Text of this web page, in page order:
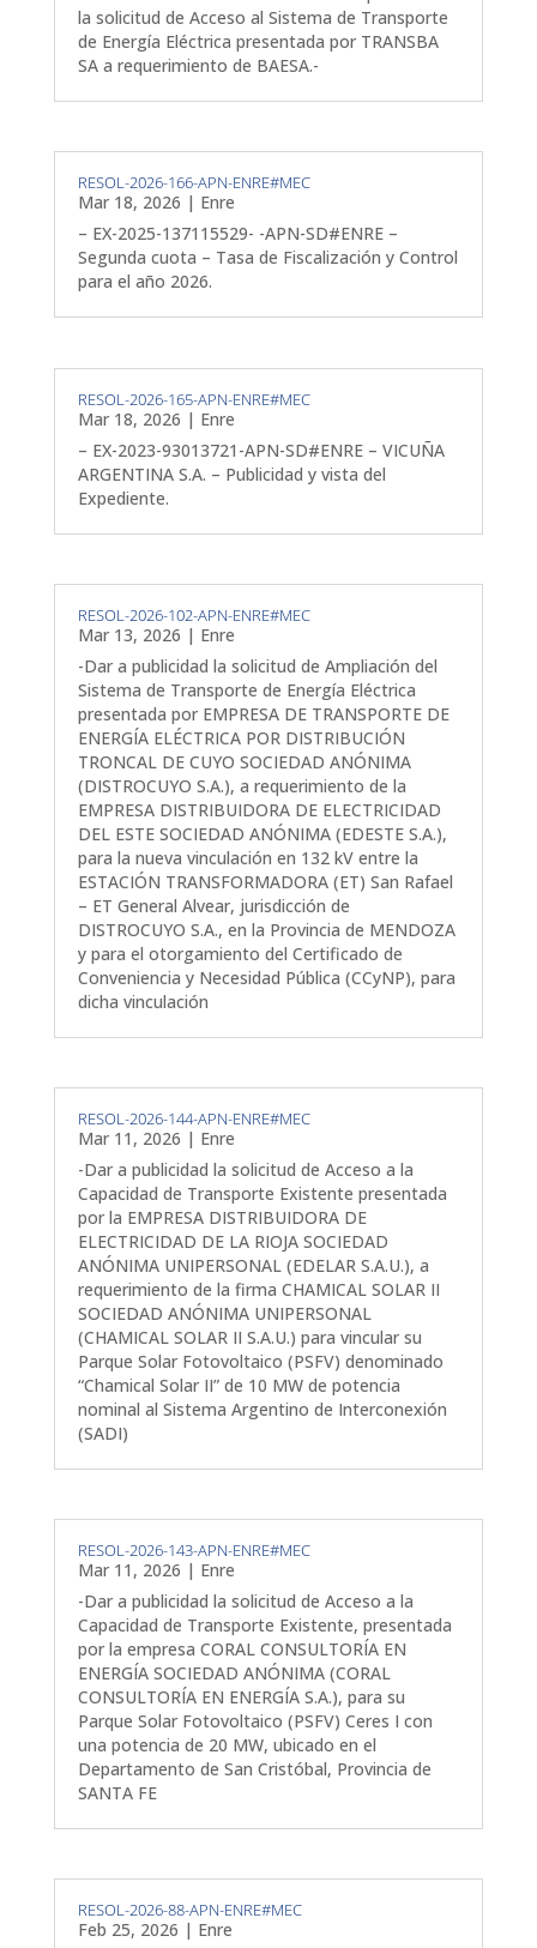
la solicitud de Acceso al Sistema de Transporte
de Energía Eléctrica presentada por TRANSBA
SA a requerimiento de BAESA.-
RESOL-2026-166-APN-ENRE#MEC
Mar 18, 2026 | Enre
– EX-2025-137115529- -APN-SD#ENRE –
Segunda cuota – Tasa de Fiscalización y Control
para el año 2026.
RESOL-2026-165-APN-ENRE#MEC
Mar 18, 2026 | Enre
– EX-2023-93013721-APN-SD#ENRE – VICUÑA
ARGENTINA S.A. – Publicidad y vista del
Expediente.
RESOL-2026-102-APN-ENRE#MEC
Mar 13, 2026 | Enre
-Dar a publicidad la solicitud de Ampliación del
Sistema de Transporte de Energía Eléctrica
presentada por EMPRESA DE TRANSPORTE DE
ENERGÍA ELÉCTRICA POR DISTRIBUCIÓN
TRONCAL DE CUYO SOCIEDAD ANÓNIMA
(DISTROCUYO S.A.), a requerimiento de la
EMPRESA DISTRIBUIDORA DE ELECTRICIDAD
DEL ESTE SOCIEDAD ANÓNIMA (EDESTE S.A.),
para la nueva vinculación en 132 kV entre la
ESTACIÓN TRANSFORMADORA (ET) San Rafael
– ET General Alvear, jurisdicción de
DISTROCUYO S.A., en la Provincia de MENDOZA
y para el otorgamiento del Certificado de
Conveniencia y Necesidad Pública (CCyNP), para
dicha vinculación
RESOL-2026-144-APN-ENRE#MEC
Mar 11, 2026 | Enre
-Dar a publicidad la solicitud de Acceso a la
Capacidad de Transporte Existente presentada
por la EMPRESA DISTRIBUIDORA DE
ELECTRICIDAD DE LA RIOJA SOCIEDAD
ANÓNIMA UNIPERSONAL (EDELAR S.A.U.), a
requerimiento de la firma CHAMICAL SOLAR II
SOCIEDAD ANÓNIMA UNIPERSONAL
(CHAMICAL SOLAR II S.A.U.) para vincular su
Parque Solar Fotovoltaico (PSFV) denominado
“Chamical Solar II” de 10 MW de potencia
nominal al Sistema Argentino de Interconexión
(SADI)
RESOL-2026-143-APN-ENRE#MEC
Mar 11, 2026 | Enre
-Dar a publicidad la solicitud de Acceso a la
Capacidad de Transporte Existente, presentada
por la empresa CORAL CONSULTORÍA EN
ENERGÍA SOCIEDAD ANÓNIMA (CORAL
CONSULTORÍA EN ENERGÍA S.A.), para su
Parque Solar Fotovoltaico (PSFV) Ceres I con
una potencia de 20 MW, ubicado en el
Departamento de San Cristóbal, Provincia de
SANTA FE
RESOL-2026-88-APN-ENRE#MEC
Feb 25, 2026 | Enre